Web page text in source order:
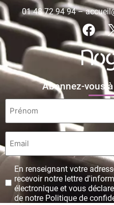
01 48 72 94 94–
Abonnez-vous
Prénom
Email
Protection
des
données
personnelles
En renseignant votre
recevoir notre lettre
électronique et vous
de notre Politique de